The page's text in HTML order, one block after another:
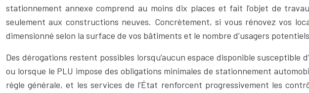
stationnement annexe comprend au moins dix places et fait l’objet de
seulement aux constructions neuves. Concrètement, si vous rénovez vos
dimensionné selon la surface de vos bâtiments et le nombre d’usagers
Des dérogations restent possibles lorsqu’aucun espace disponible
ou lorsque le PLU impose des obligations minimales de stationnement
règle générale, et les services de l’État renforcent progressivement les